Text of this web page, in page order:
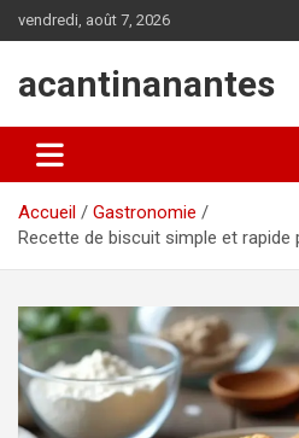
au
vendredi, août 7, 2026
acantinanantes
Accueil
Gastronomie
Recette de biscuit simple et